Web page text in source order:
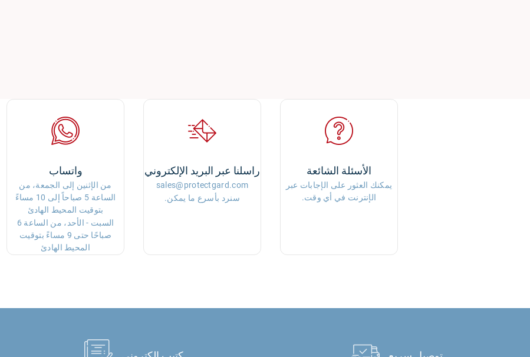
واتساب
من الإثنين إلى الجمعة، من
الساعة 5 صباحاً إلى 10 مساءً
بتوقيت المحيط الهادئ
السبت - الأحد، من الساعة 6
صباحًا حتى 9 مساءً بتوقيت
المحيط الهادئ
راسلنا عبر البريد الإلكتروني
sales@protectgard.com
سنرد بأسرع ما يمكن.
الأسئلة الشائعة
يمكنك العثور على الإجابات عبر
الإنترنت في أي وقت.